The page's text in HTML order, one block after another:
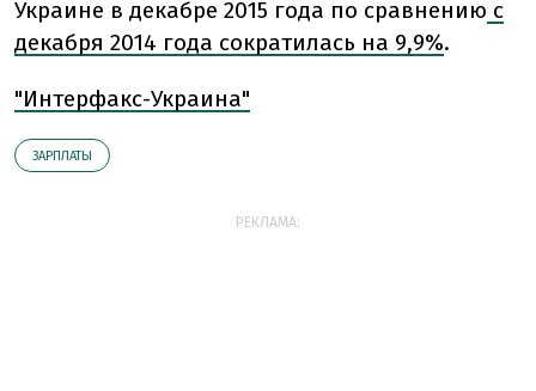
Украине в декабре 2015 года по сравнению с
декабря 2014 года сократилась на 9,9%.
"Интерфакс-Украина"
ЗАРПЛАТЫ
РЕКЛАМА: